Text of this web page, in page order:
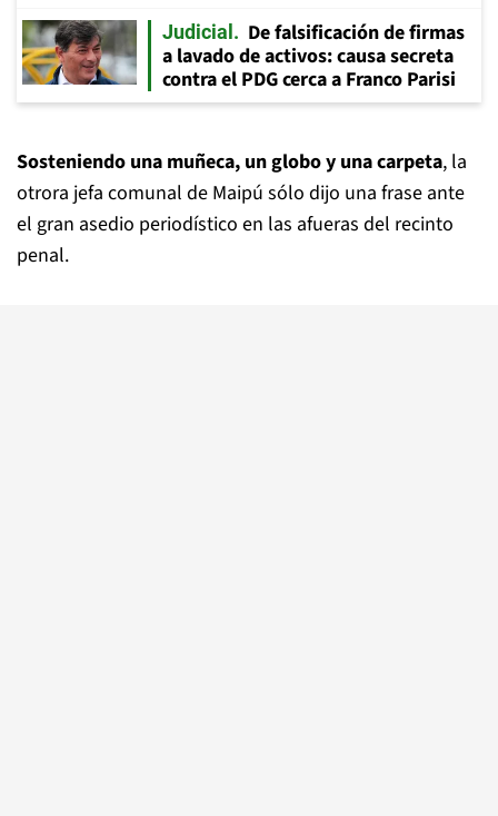
Judicial
De falsificación de firmas
a lavado de activos: causa secreta
contra el PDG cerca a Franco Parisi
Sosteniendo una muñeca, un globo y una carpeta, la
otrora jefa comunal de Maipú sólo dijo una frase ante
el gran asedio periodístico en las afueras del recinto
penal.